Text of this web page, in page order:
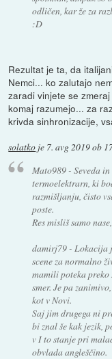
odličen, kar že za
:D
Rezultat je ta, da
Nemci... ko zalutajo
zaradi vinjete se
komaj razumejo... za
krivda sinhronizacije,
solatko je 7. avg 2019 ob
Mato989 - Seveda
termoelektrarn, ki
razmišljanju, čisto
poste.
Res misliš samo
damirj79 - Lokacija
scene za normalno
mamili poteka
smer. Je pa
kot v Novi.
Saj jim drugega ni
bi znal še kak jezik,
v I to stanje pri
obvlada angleščino.